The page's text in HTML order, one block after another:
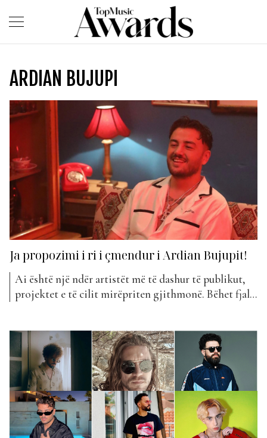
ARDIAN BUJUPI
Ja propozimi i ri i çmendur i Ardian Bujupit!
Ai është një ndër artistët më të dashur të publikut,
projektet e të cilit mirëpriten gjithmonë. Bëhet fjalë
shndërrohen në hite. Ardian Bujupi ka publikuar
projektin e tij më të ri të titulluar “Tranova”....